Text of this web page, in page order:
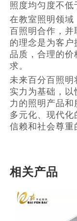
照度均匀度不低
在教室照明领域
百照明合作，并
的理念是为客
品质，合理的
求。
未来百分百照明
实力为基础，
力的照明产品和
多元化、现代
信赖和社会尊重
相关产品